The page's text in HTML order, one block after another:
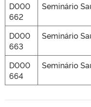
D000
662
Seminário
D000
663
Seminário
D000
664
Seminário